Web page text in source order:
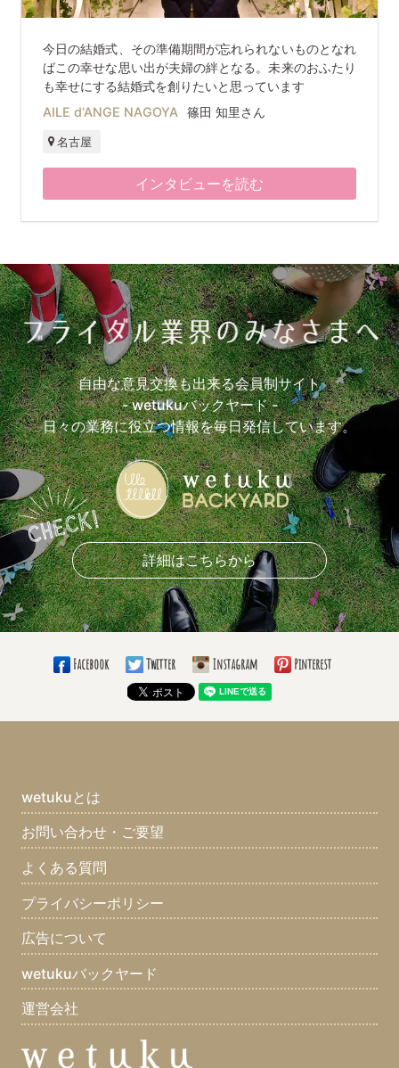
今日の結婚式、その準備期間が忘れられないものとなれ
ばこの幸せな思い出が夫婦の絆となる。未来のおふたり
も幸せにする結婚式を創りたいと思っています
AILE d'ANGE NAGOYA
篠田 知里さん
名古屋
インタビューを読む
自由な意見交換も出来る会員制サイト
- wetukuバックヤード -
日々の業務に役立つ情報を毎日発信しています。
詳細はこちらから
Facebook Twitter Instagram Pinterest
wetukuとは
お問い合わせ・ご要望
よくある質問
プライバシーポリシー
広告について
wetukuバックヤード
運営会社